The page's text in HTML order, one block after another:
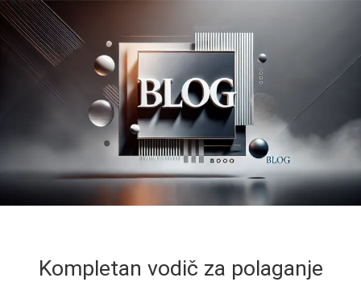
Kompletan vodič za polaganje